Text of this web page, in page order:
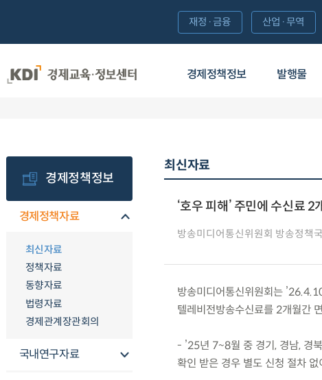
경제정책정보 발행물
재정·금융 산업·무역
경제정책정보
경제정책자료
최신자료
정책자료
동향자료
법령자료
경제관계장관회의
국내연구자료
최신자료
‘호우 피해’ 주민에 수신료 2
방송미디어통신위원회 방송정책
방송미디어통신위원회는
텔레비전방송수신료를 2개월간
- ’25년 7~8월 중 경기, 경남, 경
확인 받은 경우 별도 신청 절차